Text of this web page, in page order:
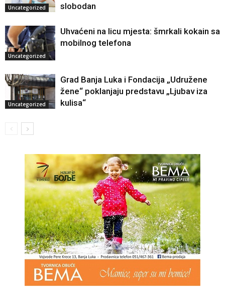
Uncategorized slobodan
Uncategorized
Uhvaćeni na licu mjesta: šmrkali kokain sa
mobilnog telefona
Uncategorized
Grad Banja Luka i Fondacija „Udružene
žene“ poklanjaju predstavu „Ljubav iza
kulisa“